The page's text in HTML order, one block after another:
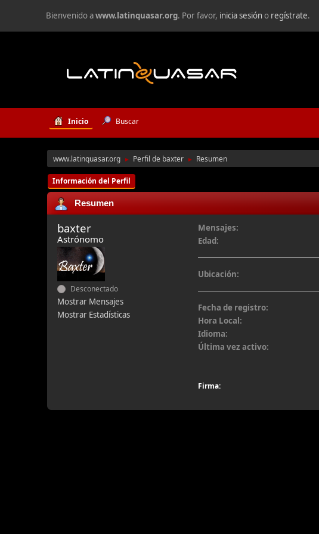
Bienvenido awww.latinquasar.org. Por favor, inicia sesióno regístrate.
Inicio Buscar
www.latinquasar.org ► Perfil de baxter ► Resumen
Información del Perfil
Resumen
baxter
Astrónomo
Desconectado
Mostrar Mensajes
Mostrar Estadísticas
Mensajes:
Edad:
Ubicación:
Fecha de registro:
Hora Local:
Idioma:
Última vez activo:
Firma: